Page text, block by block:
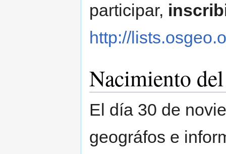
participar,
http://
Nacimiento
El día 30 de
geográfos e